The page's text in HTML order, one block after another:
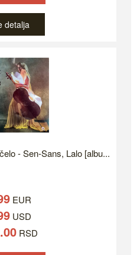
detalja
- Sen-Sans, Lalo [albu...
EUR
USD
RSD